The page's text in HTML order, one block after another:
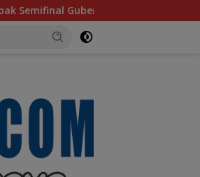
Road to Pangdam XXII/Tambun